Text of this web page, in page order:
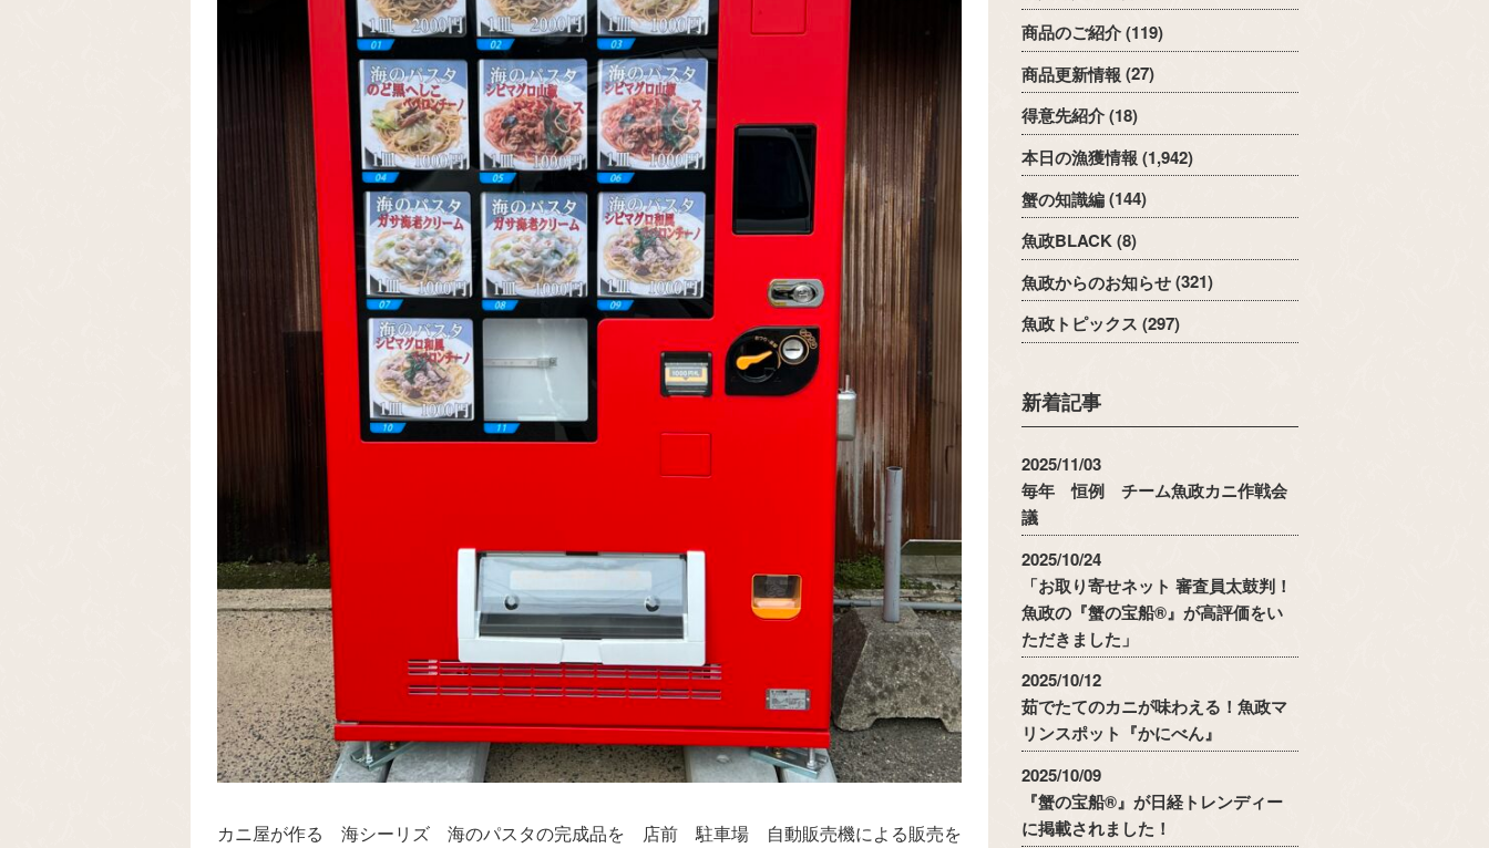
カニ屋が作る 海シーリズ 海のパスタの完成品を 店前 駐車場 自動販売機による販売を
商品のご紹介(119)
商品更新情報 (27)
得意先紹介(18)
本日の漁獲情報 (1,942)
蟹の知識編(144)
魚政BLACK(8)
魚政からのお知らせ(321)
魚政トピックス (297)
新着記事
2025/11/03
毎年 恒例 チーム魚政カニ作戦会
議
2025/10/24
「お取り寄せネット 審査員太鼓判！
魚政の『蟹の宝船®』が高評価をい
ただきました」
2025/10/12
茹でたてのカニが味わえる！魚政マ
リンスポット『かにべん』
2025/10/09
『蟹の宝船®』が日経トレンディー
に掲載されました！